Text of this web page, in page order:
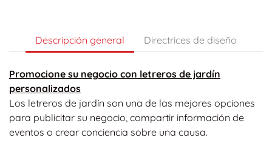
Descripción general Directrices de diseño
Promocione su negocio con letreros de jardín
personalizados
Los letreros de jardín son una de las mejores opciones
para publicitar su negocio, compartir información de
eventos o crear conciencia sobre una causa.